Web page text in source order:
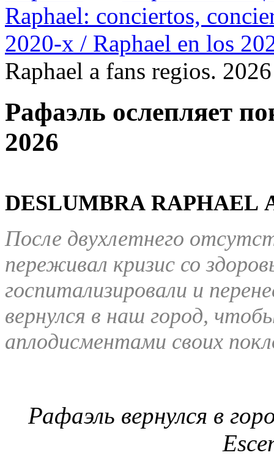
Raphael: conciertos,
2020-х / Raphael en los
Raphael a fans regios. 2026
Рафаэль ослепляет
2026
DESLUMBRA RAPHAEL
После двухлетнего
переживал кризис со
госпитализировали и
вернулся в наш город,
аплодисментами своих
Рафаэль вернулся в